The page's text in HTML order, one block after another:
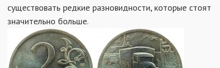
существовать редкие разновидности, которые стоят
значительно больше.